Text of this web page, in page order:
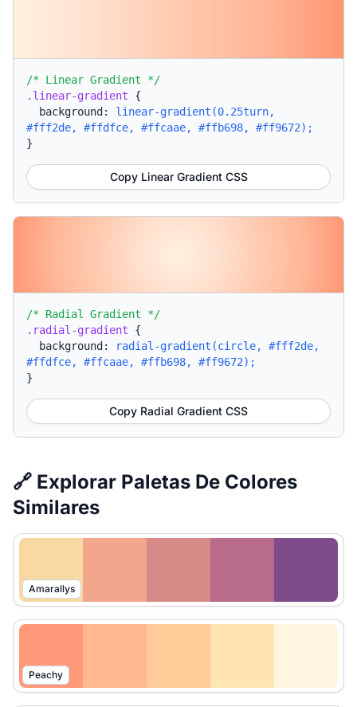
/* Linear Gradient */
.linear-gradient {
background: linear-gradient(0.25turn,
#fff2de, #ffdfce, #ffcaae, #ffb698, #ff9672);
}
Copy Linear Gradient CSS
/* Radial Gradient */
.radial-gradient {
background:
radial-gradient(circle, #fff2de,
#ffdfce, #ffcaae, #ffb698, #ff9672);
}
Copy Radial Gradient CSS
🔗 Explorar Paletas De Colores
Similares
Amarallys
Peachy